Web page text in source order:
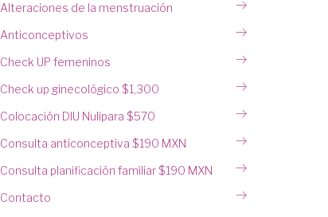
Alteraciones de la menstruación
Anticonceptivos
Check UP femeninos
Check up ginecológico $1,300
Colocación DIU Nulipara $570
Consulta anticonceptiva $190 MXN
Consulta planificación familiar $190 MXN
Contacto